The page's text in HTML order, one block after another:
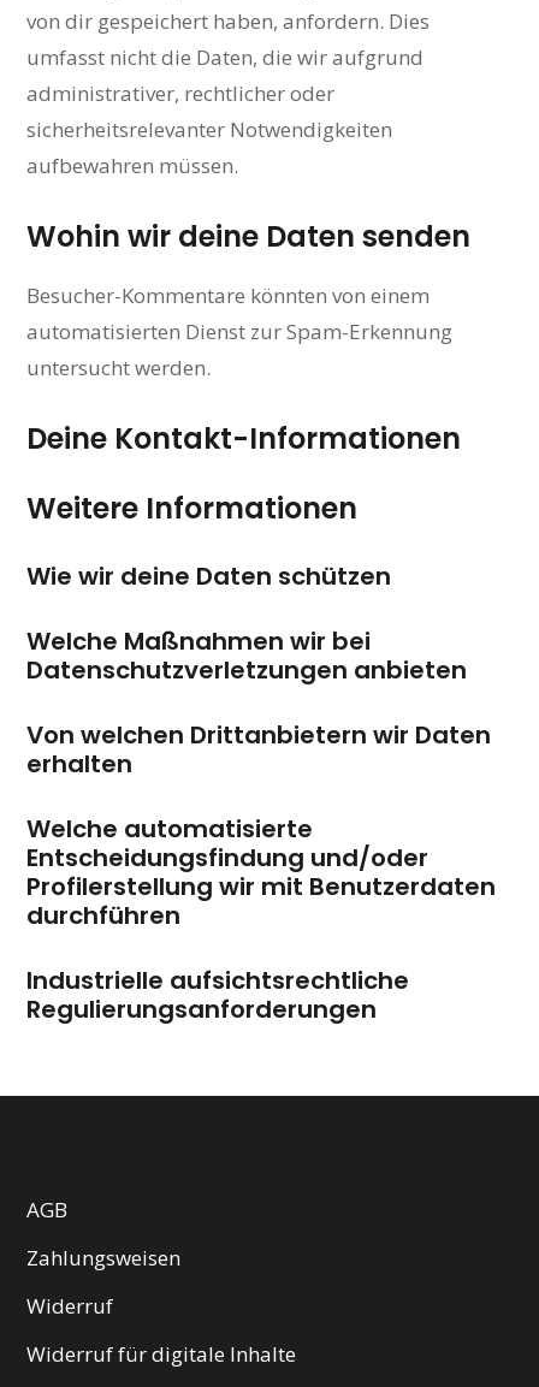
von dir gespeichert haben, anfordern. Dies
umfasst nicht die Daten, die wir aufgrund
administrativer, rechtlicher oder
sicherheitsrelevanter Notwendigkeiten
aufbewahren müssen.
Wohin wir deine Daten senden
Besucher-Kommentare könnten von einem
automatisierten Dienst zur Spam-Erkennung
untersucht werden.
Deine Kontakt-Informationen
Weitere Informationen
Wie wir deine Daten schützen
Welche Maßnahmen wir bei
Datenschutzverletzungen anbieten
Von welchen Drittanbietern wir Daten
erhalten
Welche automatisierte
Entscheidungsfindung und/oder
Profilerstellung wir mit Benutzerdaten
durchführen
Industrielle aufsichtsrechtliche
Regulierungsanforderungen
AGB
Zahlungsweisen
Widerruf
Widerruf für digitale Inhalte